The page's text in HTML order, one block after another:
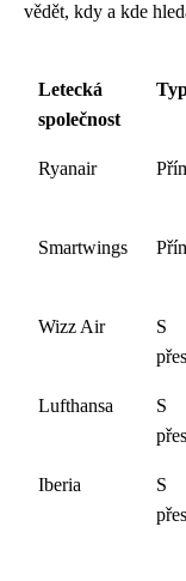
vědět, kdy a kde
Letecká
společnost
Ryanair
Smartwings
Wizz Air
S
Lufthansa
S
Iberia
S